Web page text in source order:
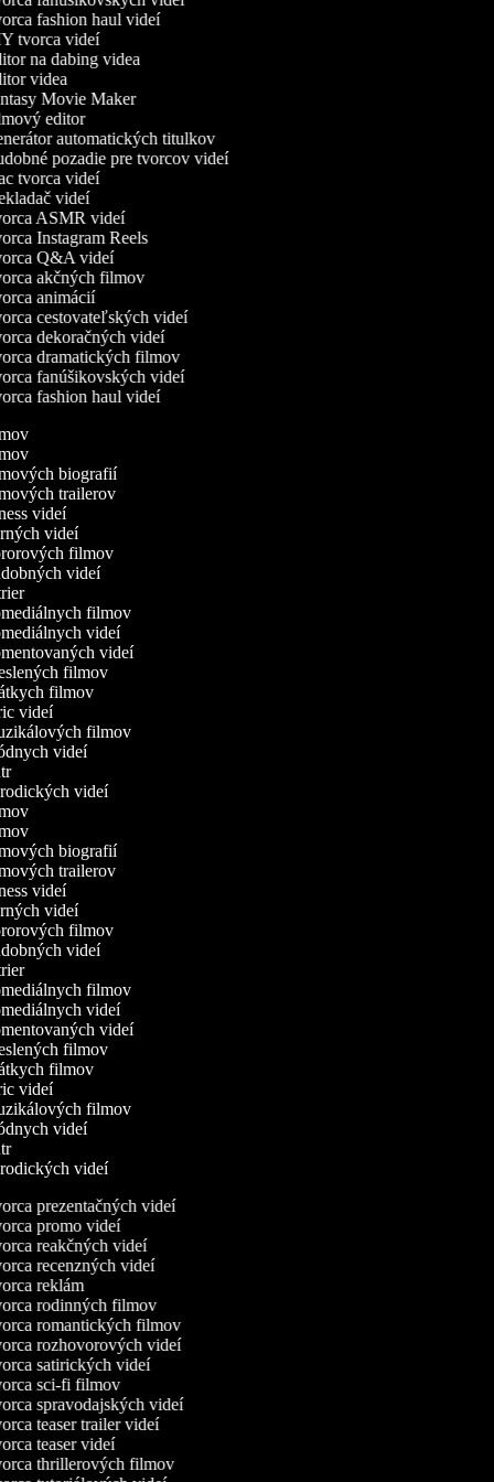
fashion haul videí
tvorca videí
na dabing videa
videa
Movie Maker
editor
automatických titulkov
pozadie pre tvorcov videí
tvorca videí
videí
ASMR videí
Instagram Reels
Q&A videí
akčných filmov
animácií
cestovateľských videí
dekoračných videí
dramatických filmov
fanúšikovských videí
fashion haul videí
biografií
trailerov
videí
videí
filmov
videí
filmov
videí
videí
filmov
filmov
videí
filmov
videí
videí
biografií
trailerov
videí
videí
filmov
videí
filmov
videí
videí
filmov
filmov
videí
filmov
videí
videí
prezentačných videí
promo videí
reakčných videí
recenzných videí
reklám
rodinných filmov
romantických filmov
rozhovorových videí
satirických videí
sci-fi filmov
spravodajských videí
teaser trailer videí
teaser videí
thrillerových filmov